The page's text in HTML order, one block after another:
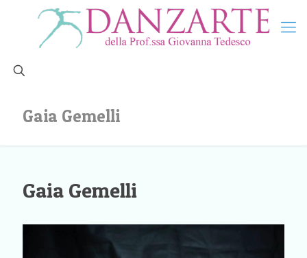
Gaia Gemelli
Gaia Gemelli